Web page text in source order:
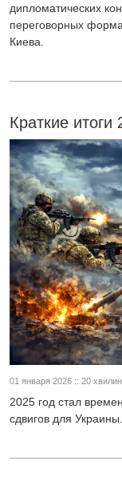
дипломатических
переговорных
Киева.
Краткие итоги
01 января 2026 :: 20
2025 год стал
сдвигов для Украины.